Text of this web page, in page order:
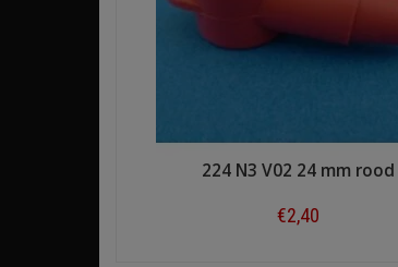
224 N3 V02 24 mm rood
€2,40